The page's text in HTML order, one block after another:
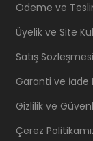
Ödeme ve
Üyelik ve Site
Satış Sözleşmesi
Garanti ve İade
Gizlilik ve
Çerez